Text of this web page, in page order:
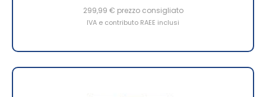
299,99 € prezzo consigliato
IVA e contributo RAEE inclusi